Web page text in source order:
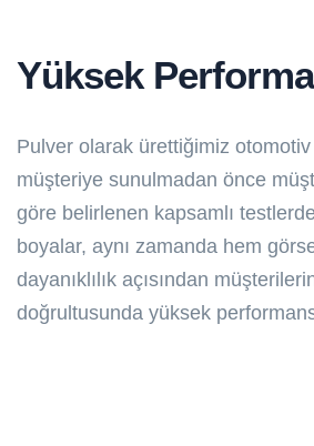
Yüksek
Pulver olarak ürettiğimiz otomotiv
müşteriye sunulmadan önce
göre belirlenen kapsamlı
boyalar, aynı zamanda hem
dayanıklılık açısından
doğrultusunda yüksek